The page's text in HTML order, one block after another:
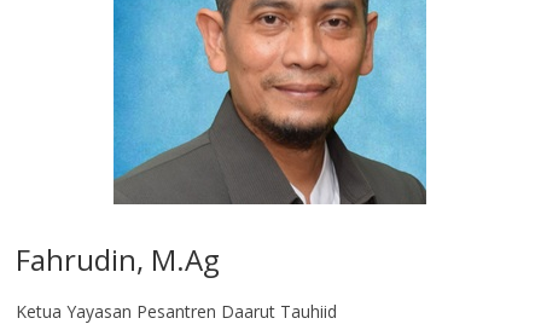
Fahrudin, M.Ag​
Ketua Yayasan Pesantren Daarut Tauhiid